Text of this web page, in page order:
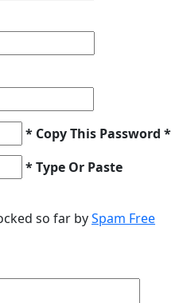
* Copy This Password *
* Type Or Paste
so far bySpam Free